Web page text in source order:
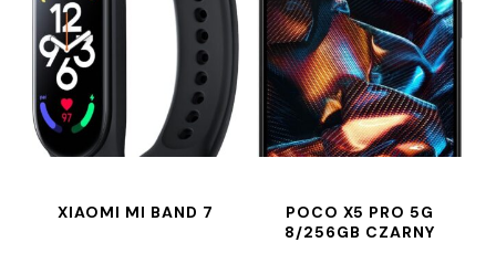
XIAOMI MI BAND 7
POCO X5 PRO 5G
8/256GB CZARNY